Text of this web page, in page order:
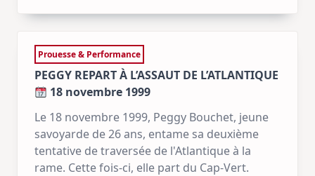
Prouesse & Performance
PEGGY REPART À L’ASSAUT DE L’ATLANTIQUE
18 novembre 1999
Le 18 novembre 1999, Peggy Bouchet, jeune
savoyarde de 26 ans, entame sa deuxième
tentative de traversée de l'Atlantique à la
rame. Cette fois-ci, elle part du Cap-Vert.